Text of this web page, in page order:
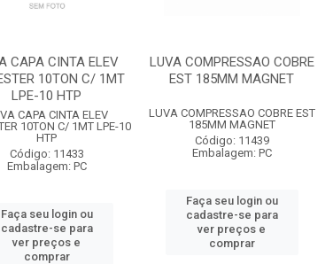
CAPA CINTA ELEV
10TON C/ 1MT
LPE-10 HTP
CAPA CINTA ELEV
10TON C/ 1MT LPE-10
HTP
Código: 11433
Embalagem: PC
Faça seu login ou
cadastre-se para
ver preços e
comprar
LUVA COMPRESSAO COBRE
EST 185MM MAGNET
LUVA COMPRESSAO COBRE EST
185MM MAGNET
Código: 11439
Embalagem: PC
Faça seu login ou
cadastre-se para
ver preços e
comprar